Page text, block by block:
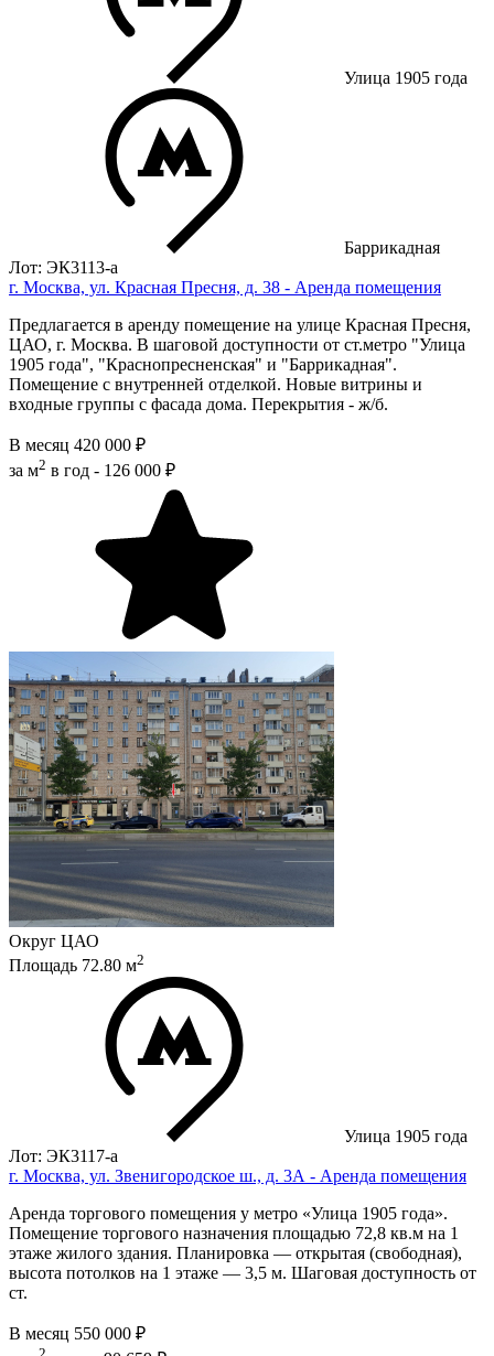
Улица 1905 года
Баррикадная
Лот: ЭК3113-a
г. Москва, ул. Красная Пресня, д. 38 - Аренда помещения
Предлагается в аренду помещение на улице Красная Пресня,
ЦАО, г. Москва. В шаговой доступности от ст.метро "Улица
1905 года", "Краснопресненская" и "Баррикадная".
Помещение с внутренней отделкой. Новые витрины и
входные группы с фасада дома. Перекрытия - ж/б.
В месяц 420 000 ₽
за м2 в год - 126 000 ₽
Округ ЦАО
Площадь 72.80 м2
Улица 1905 года
Лот: ЭК3117-a
г. Москва, ул. Звенигородское ш., д. 3А - Аренда помещения
Аренда торгового помещения у метро «Улица 1905 года».
Помещение торгового назначения площадью 72,8 кв.м на 1
этаже жилого здания. Планировка — открытая (свободная),
высота потолков на 1 этаже — 3,5 м. Шаговая доступность от
ст.
В месяц 550 000 ₽